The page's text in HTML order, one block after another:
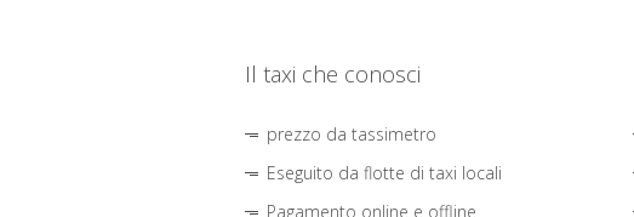
Il taxi che conosci
prezzo da tassimetro
Eseguito da flotte di taxi locali
Pagamento online e offline